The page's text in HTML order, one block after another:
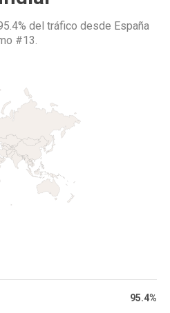
del tráfico desde España
#13.
95.4%